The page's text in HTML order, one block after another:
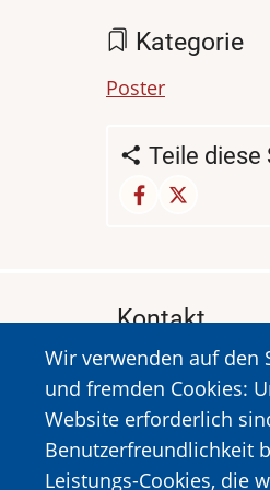
Kategorie
Poster
Teile diese
Wir verwenden auf den
und fremden Cookies:
Website erforderlich
Benutzerfreundlichkeit
Leistungs-Cookies, die
Kontakt
MUSEUM DES
A. Sigros 1-5,
Tel:
https://